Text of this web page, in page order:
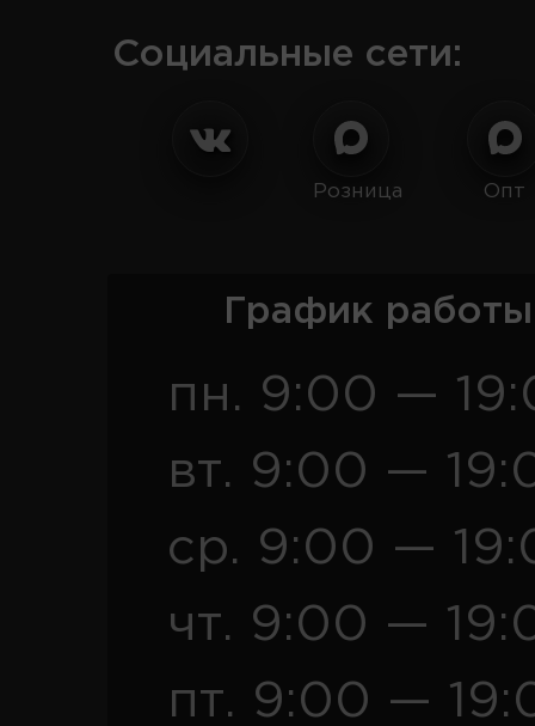
Социальные сети:
Розница Опт
График
пн. 9:00 —
вт. 9:00 —
ср. 9:00 —
чт. 9:00 —
пт. 9:00 —